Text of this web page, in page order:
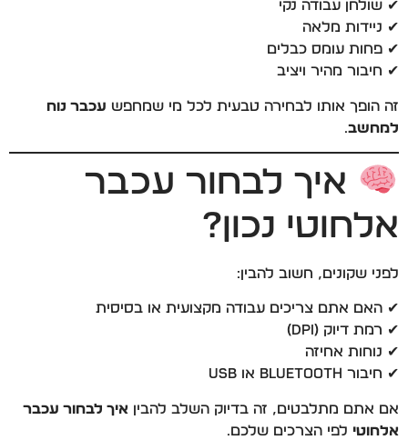
✔ שולחן עבודה נקי
✔ ניידות מלאה
✔ פחות עומס כבלים
✔ חיבור מהיר ויציב
זה הופך אותו לבחירה טבעית לכל מי שמחפש עכבר נוח
למחשב.
איך לבחור עכבר
אלחוטי נכון?
לפני שקונים, חשוב להבין:
✔ האם אתם צריכים עבודה מקצועית או בסיסית
✔ רמת דיוק (DPI)
✔ נוחות אחיזה
✔ חיבור Bluetooth או USB
אם אתם מתלבטים, זה בדיוק השלב להבין איך לבחור עכבר
אלחוטי לפי הצרכים שלכם.